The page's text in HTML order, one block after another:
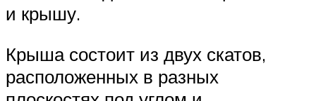
и крышу.
Крыша состоит из двух скатов,
расположенных в разных